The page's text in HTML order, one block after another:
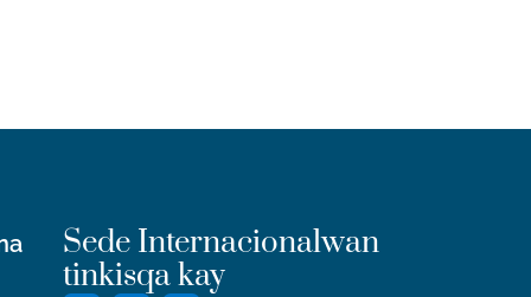
Sede Internacionalwan
tinkisqa kay